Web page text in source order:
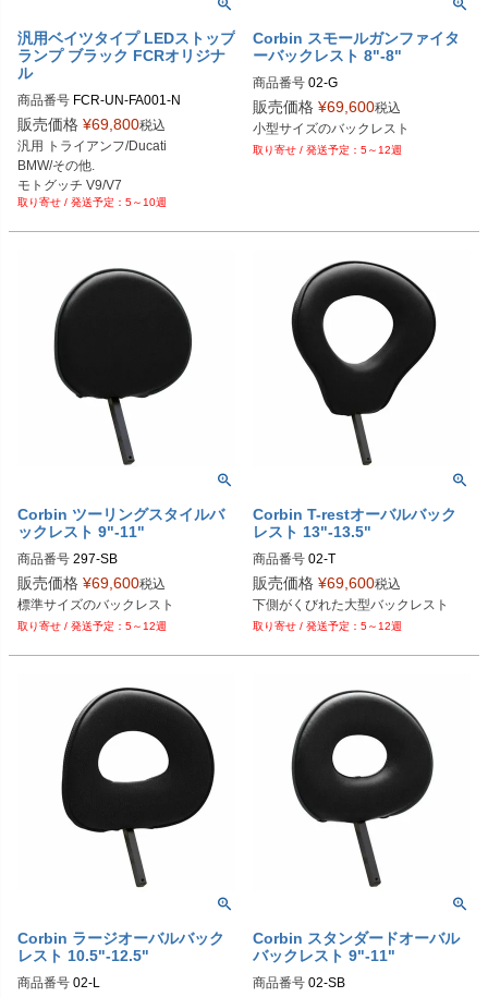
汎用ベイツタイプ LEDストップ
ランプ ブラック FCRオリジナ
ル
商品番号 FCR-UN-FA001-N
販売価格 ¥69,800税込
汎用 トライアンフ/Ducati
BMW/その他.
モトグッチ V9/V7
5～10週
Corbin スモールガンファイタ
ーバックレスト 8"-8"
商品番号 02-G
旧型番：GB
販売価格 ¥69,600税込
小型サイズのバックレスト
5～12週
Corbin ツーリングスタイルバ
ックレスト 9"-11"
商品番号 297-SB
販売価格 ¥69,600税込
標準サイズのバックレスト
5～12週
Corbin T-restオーバルバック
レスト 13"-13.5"
商品番号 02-T
販売価格 ¥69,600税込
下側がくびれた大型バックレスト
5～12週
Corbin ラージオーバルバック
レスト 10.5"-12.5"
商品番号 02-L
Corbin スタンダードオーバル
バックレスト 9"-11"
商品番号 02-SB